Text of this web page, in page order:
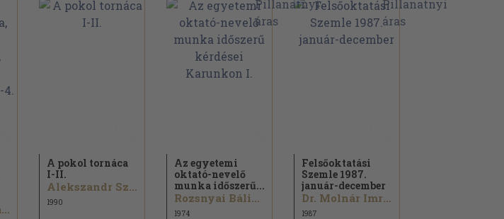
Dr. Ungvári Gábor...
A pokol tornáca
I-II.
Alekszandr Szolzsenyicin
1990
Az egyetemi
oktató-nevelő
munka időszerű...
Rozsnyai Bálint...
1974
Felsőoktatási
Szemle 1987.
január-december
Dr. Molnár Imre...
1987